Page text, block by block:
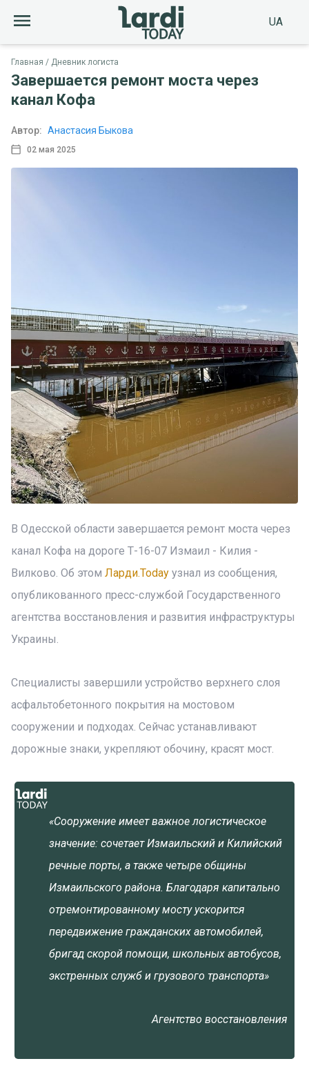
UA
Главная Дневник логиста
Завершается ремонт моста через
канал Кофа
02 мая 2025
Автор: Анастасия Быкова
В Одесской области завершается ремонт моста через
канал Кофа на дороге Т-16-07 Измаил - Килия -
Вилково. Об этом Ларди.Today узнал из сообщения,
опубликованного пресс-службой Государственного
агентства восстановления и развития инфраструктуры
Украины.
Специалисты завершили устройство верхнего слоя
асфальтобетонного покрытия на мостовом
сооружении и подходах. Сейчас устанавливают
дорожные знаки, укрепляют обочину, красят мост.
«Сооружение имеет важное логистическое
значение: сочетает Измаильский и Килийский
речные порты, а также четыре общины
Измаильского района. Благодаря капитально
отремонтированному мосту ускорится
передвижение гражданских автомобилей,
бригад скорой помощи, школьных автобусов,
экстренных служб и грузового транспорта»
Агентство восстановления